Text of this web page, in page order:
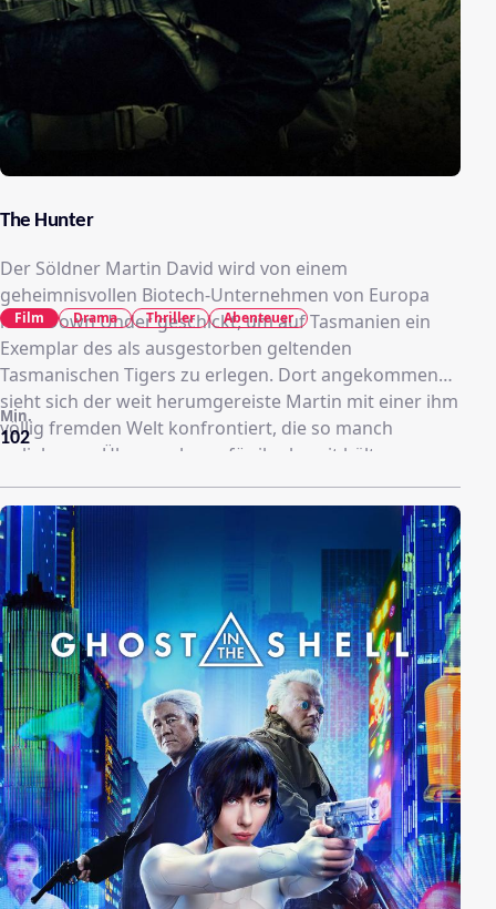
The Hunter
Der Söldner Martin David wird von einem
geheimnisvollen Biotech-Unternehmen von Europa
nach Down Under geschickt, um auf Tasmanien ein
Exemplar des als ausgestorben geltenden
Tasmanischen Tigers zu erlegen. Dort angekommen
sieht sich der weit herumgereiste Martin mit einer ihm
völlig fremden Welt konfrontiert, die so manch
unliebsame Überraschung für ihn bereit hält.
102
Min.
Film Drama Thriller Abenteuer